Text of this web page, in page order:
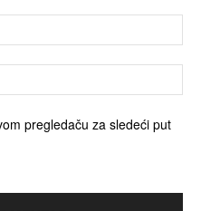
pregledaču za sledeći put